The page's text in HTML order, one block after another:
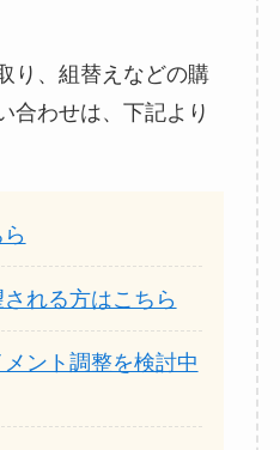
り、組替えなどの購
合わせは、下記より
れる方はこちら
ント調整を検討中